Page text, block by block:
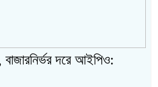
বাজারনির্ভর দরে আইপিও: